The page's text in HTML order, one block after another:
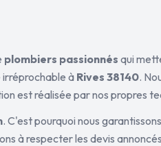
plombiers passionnés qui
à Rives 38140.
est réalisée par nos propres
. C'est pourquoi nous
à respecter les devis